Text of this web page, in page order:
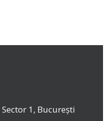
1, București